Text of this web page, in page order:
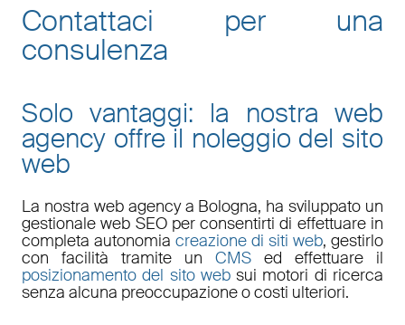
Contattaci per una
consulenza
Solo vantaggi: la nostra web
agency offre il noleggio del sito
web
La nostra web agency a Bologna, ha sviluppato un
gestionale web SEOper consentirti di effettuare in
completa autonomia creazione di siti web, gestirlo
con facilità tramite un CMS ed effettuare il
posizionamento del sito websui motori di ricerca
senza alcuna preoccupazione o costi ulteriori.